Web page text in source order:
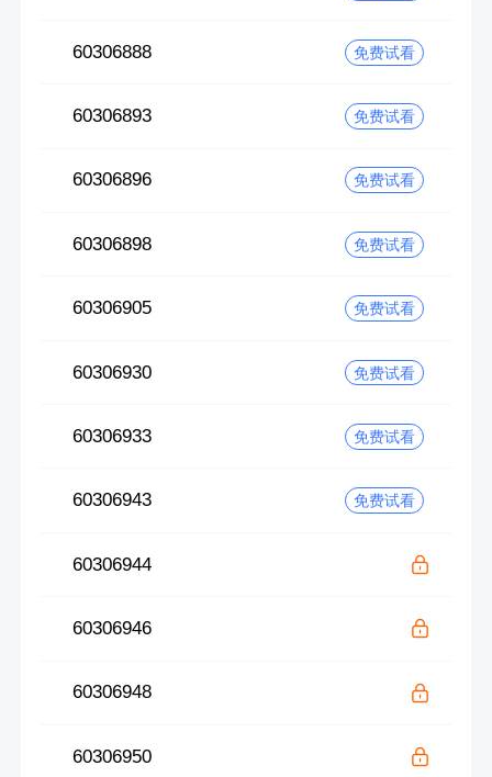
60306888 免费试看
60306893 免费试看
60306896 免费试看
60306898 免费试看
60306905 免费试看
60306930 免费试看
60306933 免费试看
60306943 免费试看
60306944
60306946
60306948
60306950